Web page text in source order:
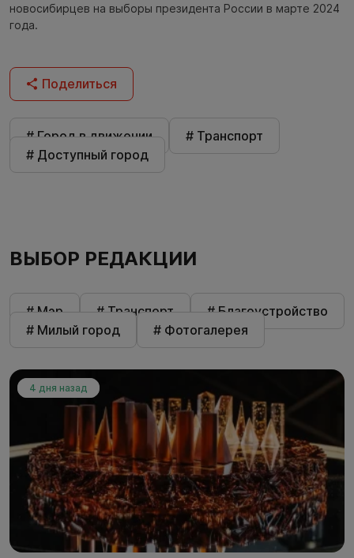
новосибирцев на выборы президента России в марте 2024
года.
Поделиться
# Город в движении
# Транспорт
# Доступный город
ВЫБОР РЕДАКЦИИ
# Мэр # Транспорт
# Благоустройство
# Милый город
# Фотогалерея
4 дня назад